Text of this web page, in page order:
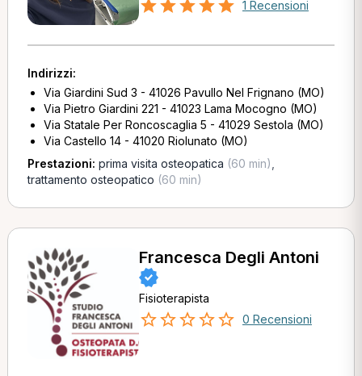
1 Recensioni
Indirizzi:
Via Giardini Sud 3 - 41026 Pavullo Nel Frignano (MO)
Via Pietro Giardini 221 - 41023 Lama Mocogno (MO)
Via Statale Per Roncoscaglia 5 - 41029 Sestola (MO)
Via Castello 14 - 41020 Riolunato (MO)
Prestazioni: prima visita osteopatica (60 min)
trattamento osteopatico (60 min)
Francesca Degli Antoni
Fisioterapista
0 Recensioni